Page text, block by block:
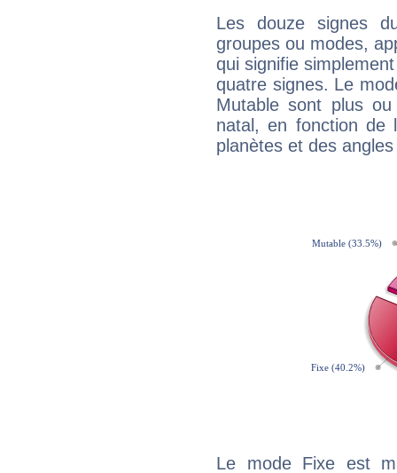
Les douze signes
groupes ou modes,
qui signifie
quatre signes. Le
Mutable sont plus
natal, en fonction de
planètes et des
Le mode Fixe est